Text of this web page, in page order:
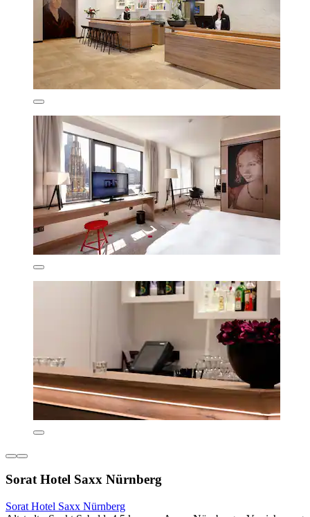
Sorat Hotel Saxx Nürnberg
Sorat Hotel Saxx Nürnberg